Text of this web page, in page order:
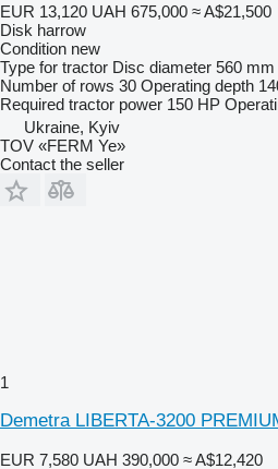
EUR 13,120 UAH 675,000 ≈ A$21,500
Disk harrow
Condition new
Type for tractor Disc diameter 560 mm
Number of rows 30 Operating depth
Required tractor power 150 HP
Ukraine, Kyiv
TOV «FERM Ye»
Contact the seller
1
Demetra LIBERTA-3200
EUR 7,580 UAH 390,000 ≈ A$12,420